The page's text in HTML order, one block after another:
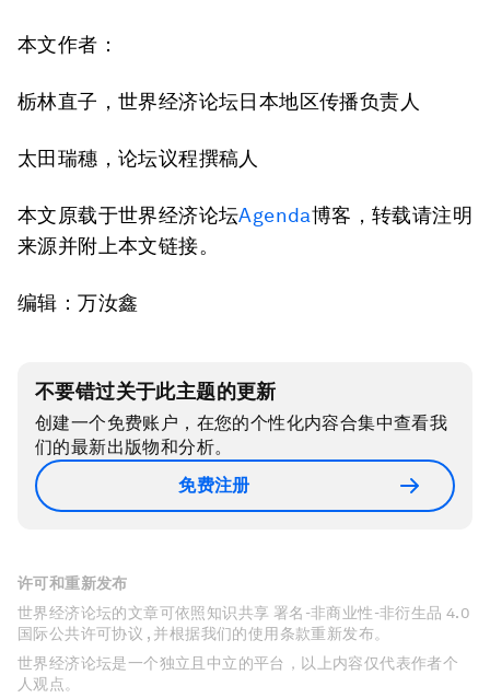
本文作者：
栃林直子，世界经济论坛日本地区传播负责人
太田瑞穗，论坛议程撰稿人
本文原载于世界经济论坛Agenda博客，转载请注明
来源并附上本文链接。
编辑：万汝鑫
不要错过关于此主题的更新
创建一个免费账户，在您的个性化内容合集中查看我
们的最新出版物和分析。
免费注册
许可和重新发布
世界经济论坛的文章可依照知识共享 署名-非商业性-非衍生品 4.0
国际公共许可协议 , 并根据我们的使用条款重新发布。
世界经济论坛是一个独立且中立的平台，以上内容仅代表作者个
人观点。